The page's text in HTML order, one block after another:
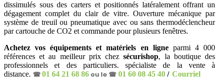
dissimulés sous des carters et positionnés latéralement offrant un
dégagement complet du clair de vitre. Ouverture mécanique par
système de treuil ou pneumatique avec ou sans thermodéclencheur
par cartouche de CO2 et commande pour plusieurs fenêtres.
Achetez vos équipements et matériels en ligneparmi 4 000
références et au meilleur prix chezsécurishop, la boutique des
professionnels et des particuliers. spécialiste de la vente à
distance. ☎01 64 21 68 86 ou le ☎ 01 60 08 45 40 / Courriel